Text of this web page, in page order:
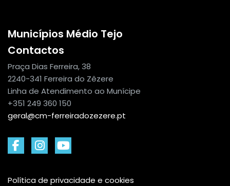
Municípios Médio Tejo
Contactos
Praça Dias Ferreira, 38
2240-341 Ferreira do Zêzere
Linha de Atendimento ao Munícipe
+351 249 360 150
geral@cm-ferreiradozezere.pt
Política de privacidade e cookies